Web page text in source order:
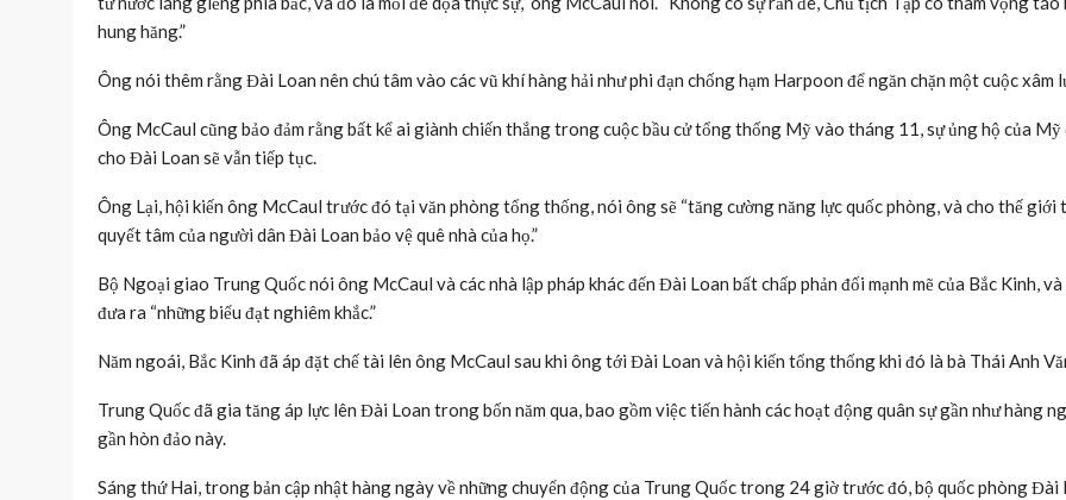
hung hăng.”
Ông nói thêm rằng Đài Loan nên chú tâm vào các vũ khí hàng hải như phi đạn chống hạm Harpoon để ngăn chặn một cuộc xâm
Ông McCaul cũng bảo đảm rằng bất kể ai giành chiến thắng trong cuộc bầu cử tổng thống Mỹ vào tháng 11, sự ủng hộ của Mỹ
cho Đài Loan sẽ vẫn tiếp tục.
Ông Lại, hội kiến ông McCaul trước đó tại văn phòng tổng thống, nói ông sẽ “tăng cường năng lực quốc phòng, và cho thế giới
quyết tâm của người dân Đài Loan bảo vệ quê nhà của họ.”
Bộ Ngoại giao Trung Quốc nói ông McCaul và các nhà lập pháp khác đến Đài Loan bất chấp phản đối mạnh mẽ của Bắc Kinh, và
đưa ra “những biểu đạt nghiêm khắc.”
Năm ngoái, Bắc Kinh đã áp đặt chế tài lên ông McCaul sau khi ông tới Đài Loan và hội kiến tổng thống khi đó là bà Thái Anh
Trung Quốc đã gia tăng áp lực lên Đài Loan trong bốn năm qua, bao gồm việc tiến hành các hoạt động quân sự gần như hàng
gần hòn đảo này.
Sáng thứ Hai, trong bản cập nhật hàng ngày về những chuyển động của Trung Quốc trong 24 giờ trước đó, bộ quốc phòng Đài